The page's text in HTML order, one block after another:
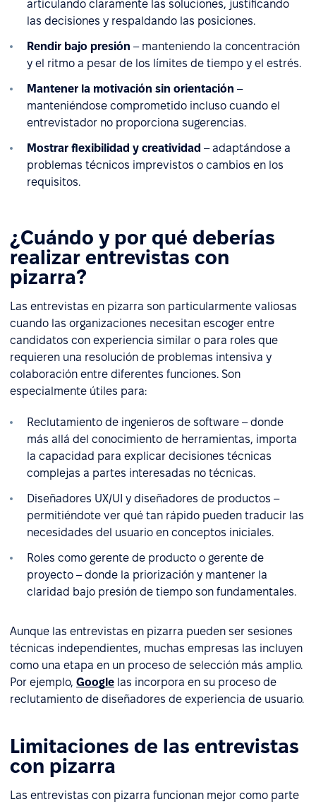
articulando claramente las soluciones, justificando
las decisiones y respaldando las posiciones.
Rendir bajo presión – manteniendo la concentración
y el ritmo a pesar de los límites de tiempo y el estrés.
Mantener la motivación sin orientación –
manteniéndose comprometido incluso cuando el
entrevistador no proporciona sugerencias.
Mostrar flexibilidad y creatividad – adaptándose a
problemas técnicos imprevistos o cambios en los
requisitos.
¿Cuándo y por qué deberías
realizar entrevistas con
pizarra?
Las entrevistas en pizarra son particularmente valiosas
cuando las organizaciones necesitan escoger entre
candidatos con experiencia similar o para roles que
requieren una resolución de problemas intensiva y
colaboración entre diferentes funciones. Son
especialmente útiles para:
Reclutamiento de ingenieros de software – donde
más allá del conocimiento de herramientas, importa
la capacidad para explicar decisiones técnicas
complejas a partes interesadas no técnicas.
Diseñadores UX/UI y diseñadores de productos –
permitiéndote ver qué tan rápido pueden traducir las
necesidades del usuario en conceptos iniciales.
Roles como gerente de producto o gerente de
proyecto – donde la priorización y mantener la
claridad bajo presión de tiempo son fundamentales.
Aunque las entrevistas en pizarra pueden ser sesiones
técnicas independientes, muchas empresas las incluyen
como una etapa en un proceso de selección más amplio.
Por ejemplo, Google las incorpora en su proceso de
reclutamiento de diseñadores de experiencia de usuario.
Limitaciones de las entrevistas
con pizarra
Las entrevistas con pizarra funcionan mejor como parte